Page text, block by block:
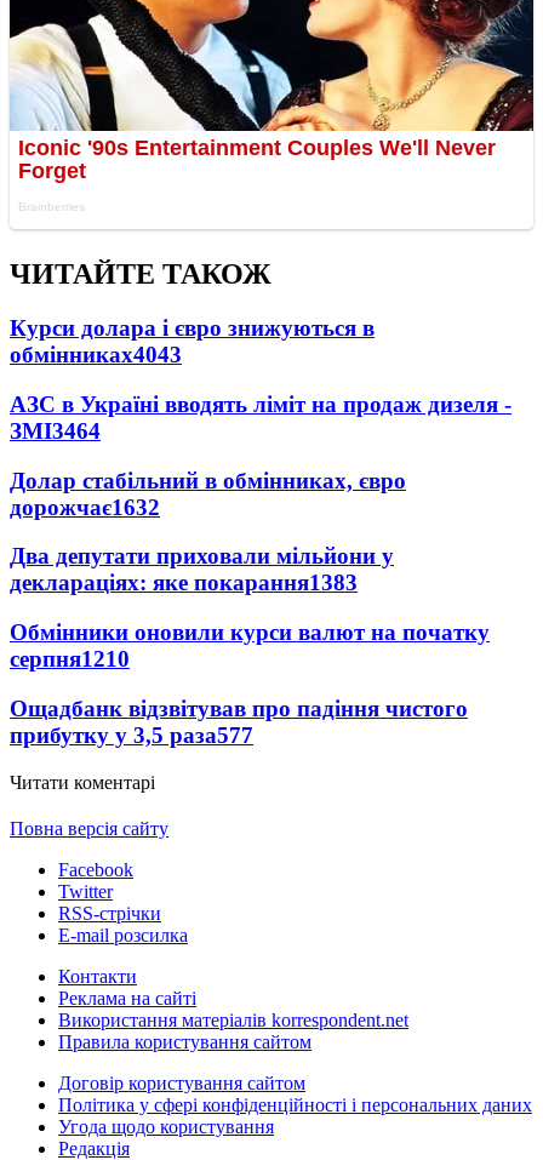
ЧИТАЙТЕ ТАКОЖ
Курси долара і євро знижуються в
обмінниках4043
АЗС в Україні вводять ліміт на продаж дизеля -
ЗМІ3464
Долар стабільний в обмінниках, євро
дорожчає1632
Два депутати приховали мільйони у
деклараціях: яке покарання1383
Обмінники оновили курси валют на початку
серпня1210
Ощадбанк відзвітував про падіння чистого
прибутку у 3,5 раза577
Читати коментарі
Повна версія сайту
Facebook
Twitter
RSS-стрічки
E-mail розсилка
Контакти
Реклама на сайті
Використання матеріалів korrespondent.net
Правила користування сайтом
Договір користування сайтом
Політика у сфері конфіденційності і персональних даних
Угода щодо користування
Редакція